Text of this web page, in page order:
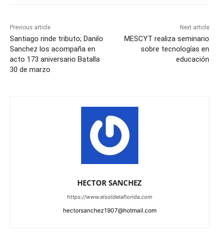
Previous article
Santiago rinde tributo; Danilo
Sanchez los acompaña en
acto 173 aniversario Batalla
30 de marzo
Next article
MESCYT realiza seminario
sobre tecnologías en
educación
HECTOR SANCHEZ
https://www.elsoldelaflorida.com
hectorsanchez1907@hotmail.com